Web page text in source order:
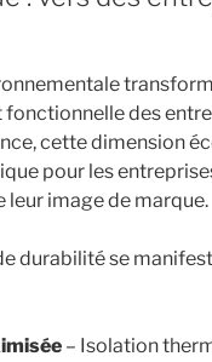
des
cette dimension
pour les
leur image de marque.
durabilité se
– Isolation